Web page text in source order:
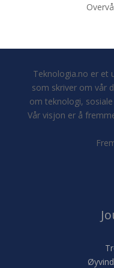
Teknologia.no er et
som skriver om vår
om teknologi,
Vår visjon er å